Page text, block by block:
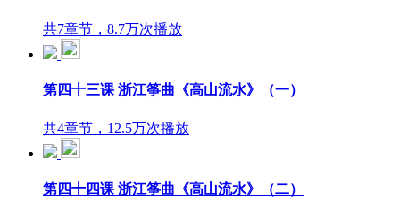
共7章节，8.7万次播放
第四十三课 浙江筝曲《高山流水》（一）
共4章节，12.5万次播放
第四十四课 浙江筝曲《高山流水》（二）